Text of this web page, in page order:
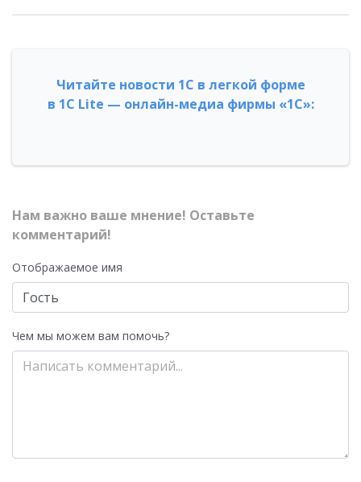
Читайте новости 1С в легкой форме
в 1С Lite — онлайн-медиа фирмы «1С»:
Нам важно ваше мнение! Оставьте
комментарий!
Отображаемое имя
Чем мы можем вам помочь?